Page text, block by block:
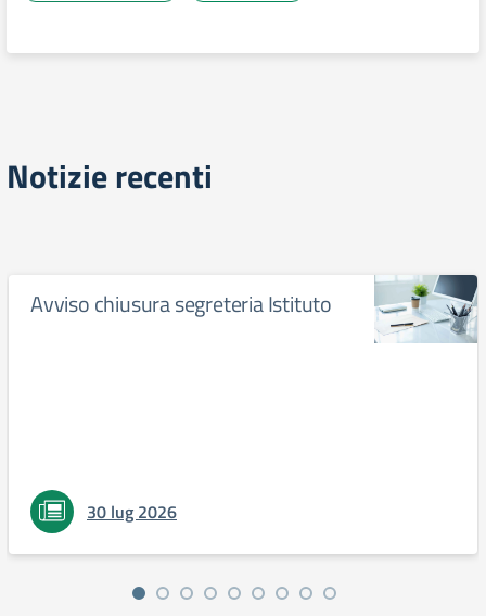
Notizie recenti
Avviso chiusura segreteria Istituto
30 lug 2026